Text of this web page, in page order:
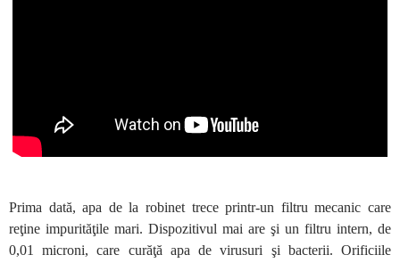
Prima dată, apa de la robinet trece printr-un filtru mecanic care
reţine impurităţile mari. Dispozitivul mai are şi un filtru intern, de
0,01 microni, care curăţă apa de virusuri şi bacterii. Orificiile